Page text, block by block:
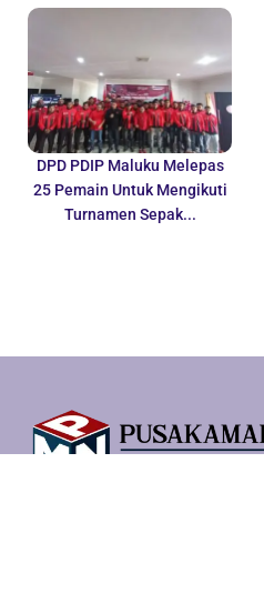
DPD PDIP Maluku Melepas
25 Pemain Untuk Mengikuti
Turnamen Sepak...